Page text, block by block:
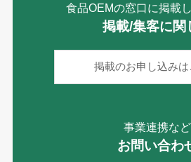
食品OEMの窓口に掲載
掲載/集客に関
掲載のお申し込みは
事業連携など
お問い合わ